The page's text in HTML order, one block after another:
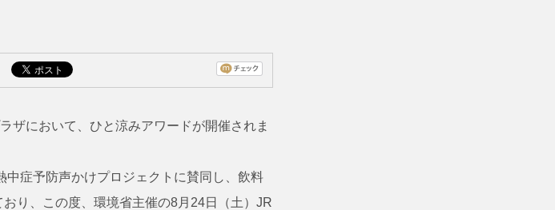
ザにおいて、ひと涼みアワードが開催されま
症予防声かけプロジェクトに賛同し、飲料
り、この度、環境省主催の8月24日（土）JR